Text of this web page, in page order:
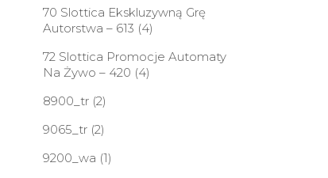
70 Slottica Ekskluzywną Grę
Autorstwa – 613 (4)
72 Slottica Promocje Automaty
Na Żywo – 420 (4)
8900_tr(2)
9065_tr(2)
9200_wa (1)